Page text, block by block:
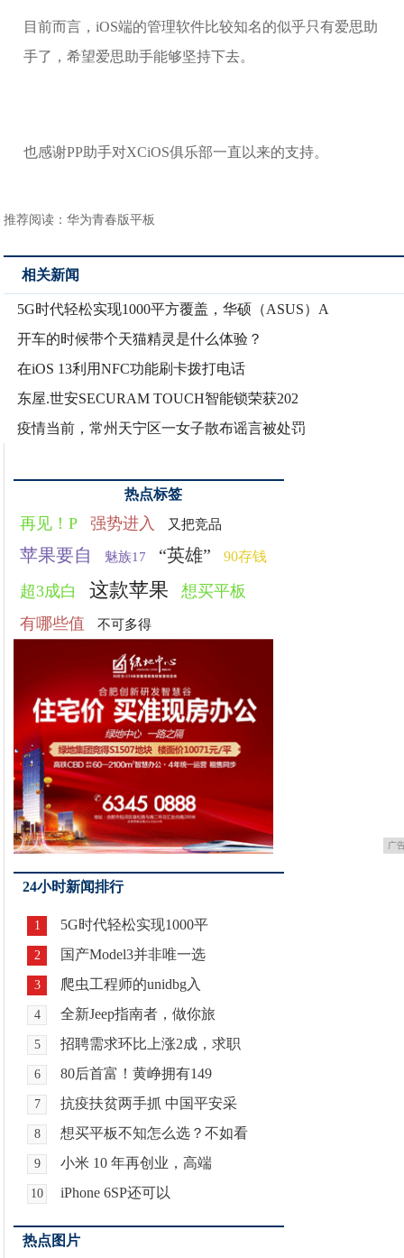
目前而言，iOS端的管理软件比较知名的似乎只有爱思助
手了，希望爱思助手能够坚持下去。
也感谢PP助手对XCiOS俱乐部一直以来的支持。
推荐阅读：华为青春版平板
相关新闻
5G时代轻松实现1000平方覆盖，华硕（ASUS）A
开车的时候带个天猫精灵是什么体验？
在iOS 13利用NFC功能刷卡拨打电话
东屋.世安SECURAM TOUCH智能锁荣获202
疫情当前，常州天宁区一女子散布谣言被处罚
热点标签
再见！P 强势进入 又把竞品
苹果要自 魅族17 “英雄” 90存钱
超3成白 这款苹果
想买平板
有哪些值
不可多得
广
24小时新闻排行
1 5G时代轻松实现1000平
2 国产Model3并非唯一选
3 爬虫工程师的unidbg入
4 全新Jeep指南者，做你旅
5 招聘需求环比上涨2成，求职
6 80后首富！黄峥拥有149
7 抗疫扶贫两手抓 中国平安采
8 想买平板不知怎么选？不如看
9 小米 10 年再创业，高端
10 iPhone 6SP还可以
热点图片